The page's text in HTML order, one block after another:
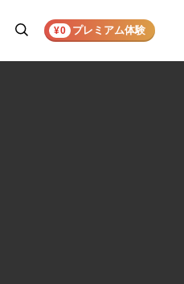
検
¥0 プレミアム体験